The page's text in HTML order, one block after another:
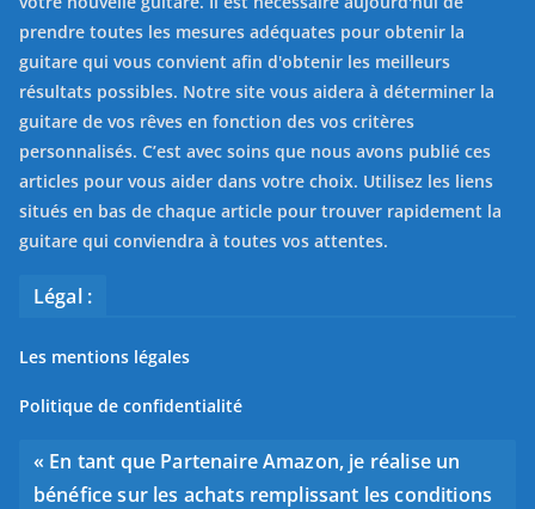
prendre toutes les mesures adéquates pour obtenir la
guitare qui vous convient afin d'obtenir les meilleurs
résultats possibles. Notre site vous aidera à déterminer la
guitare de vos rêves en fonction des vos critères
personnalisés. C’est avec soins que nous avons publié ces
articles pour vous aider dans votre choix. Utilisez les liens
situés en bas de chaque article pour trouver rapidement la
guitare qui conviendra à toutes vos attentes.
Légal :
Les mentions légales
Politique de confidentialité
« En tant que Partenaire Amazon, je réalise un
bénéfice sur les achats remplissant les conditions